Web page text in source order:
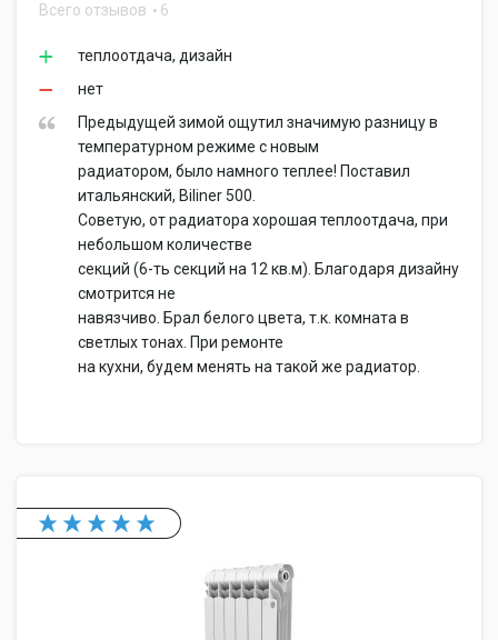
Всего отзывов 6
теплоотдача, дизайн
нет
Предыдущей зимой ощутил значимую разницу в
температурном режиме с новым
радиатором, было намного теплее! Поставил
итальянский, Biliner 500.
Советую, от радиатора хорошая теплоотдача, при
небольшом количестве
секций (6-ть секций на 12 кв.м). Благодаря дизайну
смотрится не
навязчиво. Брал белого цвета, т.к. комната в
светлых тонах. При ремонте
на кухни, будем менять на такой же радиатор.